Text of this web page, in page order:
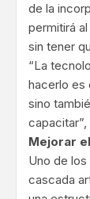
de la
permitirá
sin tener
“La
hacerlo es
sino
Mejorar
Uno de
cascada